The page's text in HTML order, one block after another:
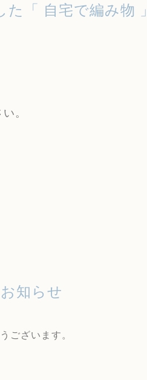
「 自宅で編み物 」
。
知らせ
ございます。